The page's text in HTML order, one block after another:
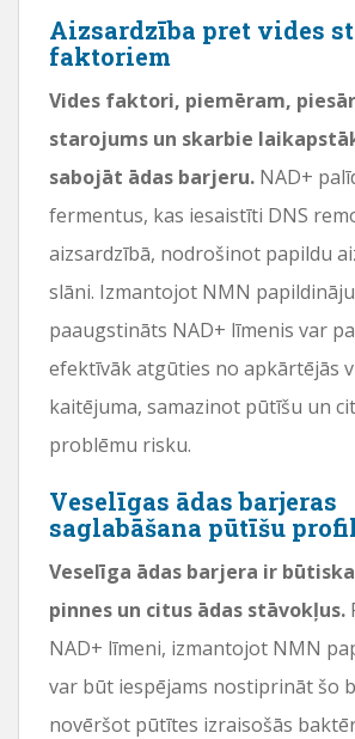
Aizsardzība pret vides
faktoriem
Vides faktori, piemēram,
starojums un skarbie
sabojāt ādas barjeru. NAD+
fermentus, kas iesaistīti DNS
aizsardzībā, nodrošinot papildu
slāni. Izmantojot NMN
paaugstināts NAD+ līmenis var
efektīvāk atgūties no apkārtējās
kaitējuma, samazinot pūtīšu un
problēmu risku.
Veselīgas ādas barjeras
saglabāšana pūtīšu
Veselīga ādas barjera ir
pinnes un citus ādas stāvokļus.
NAD+ līmeni, izmantojot NMN
var būt iespējams nostiprināt šo
novēršot pūtītes izraisošās